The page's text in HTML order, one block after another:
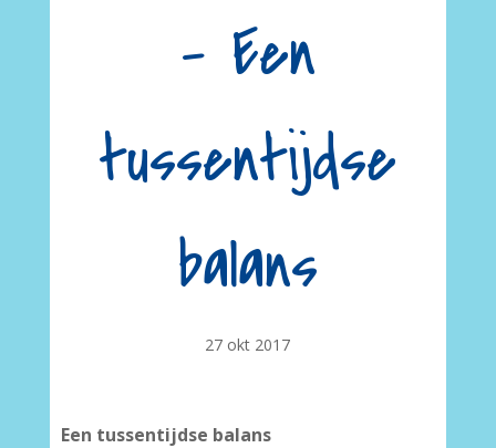
– Een
tussentijdse
balans
27 okt 2017
Een tussentijdse balans